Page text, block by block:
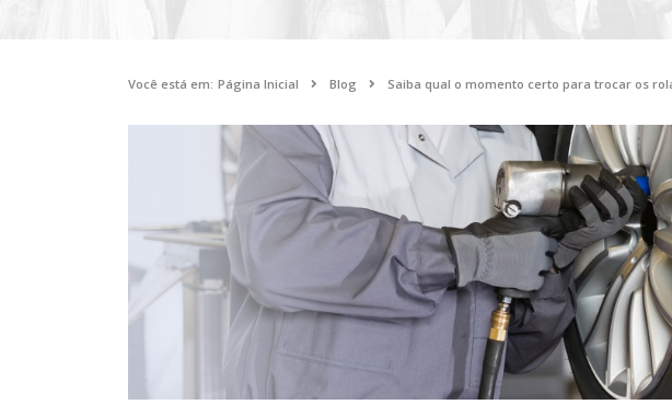
Você está em: Página Inicial Blog Saiba qual o momento certo para trocar os